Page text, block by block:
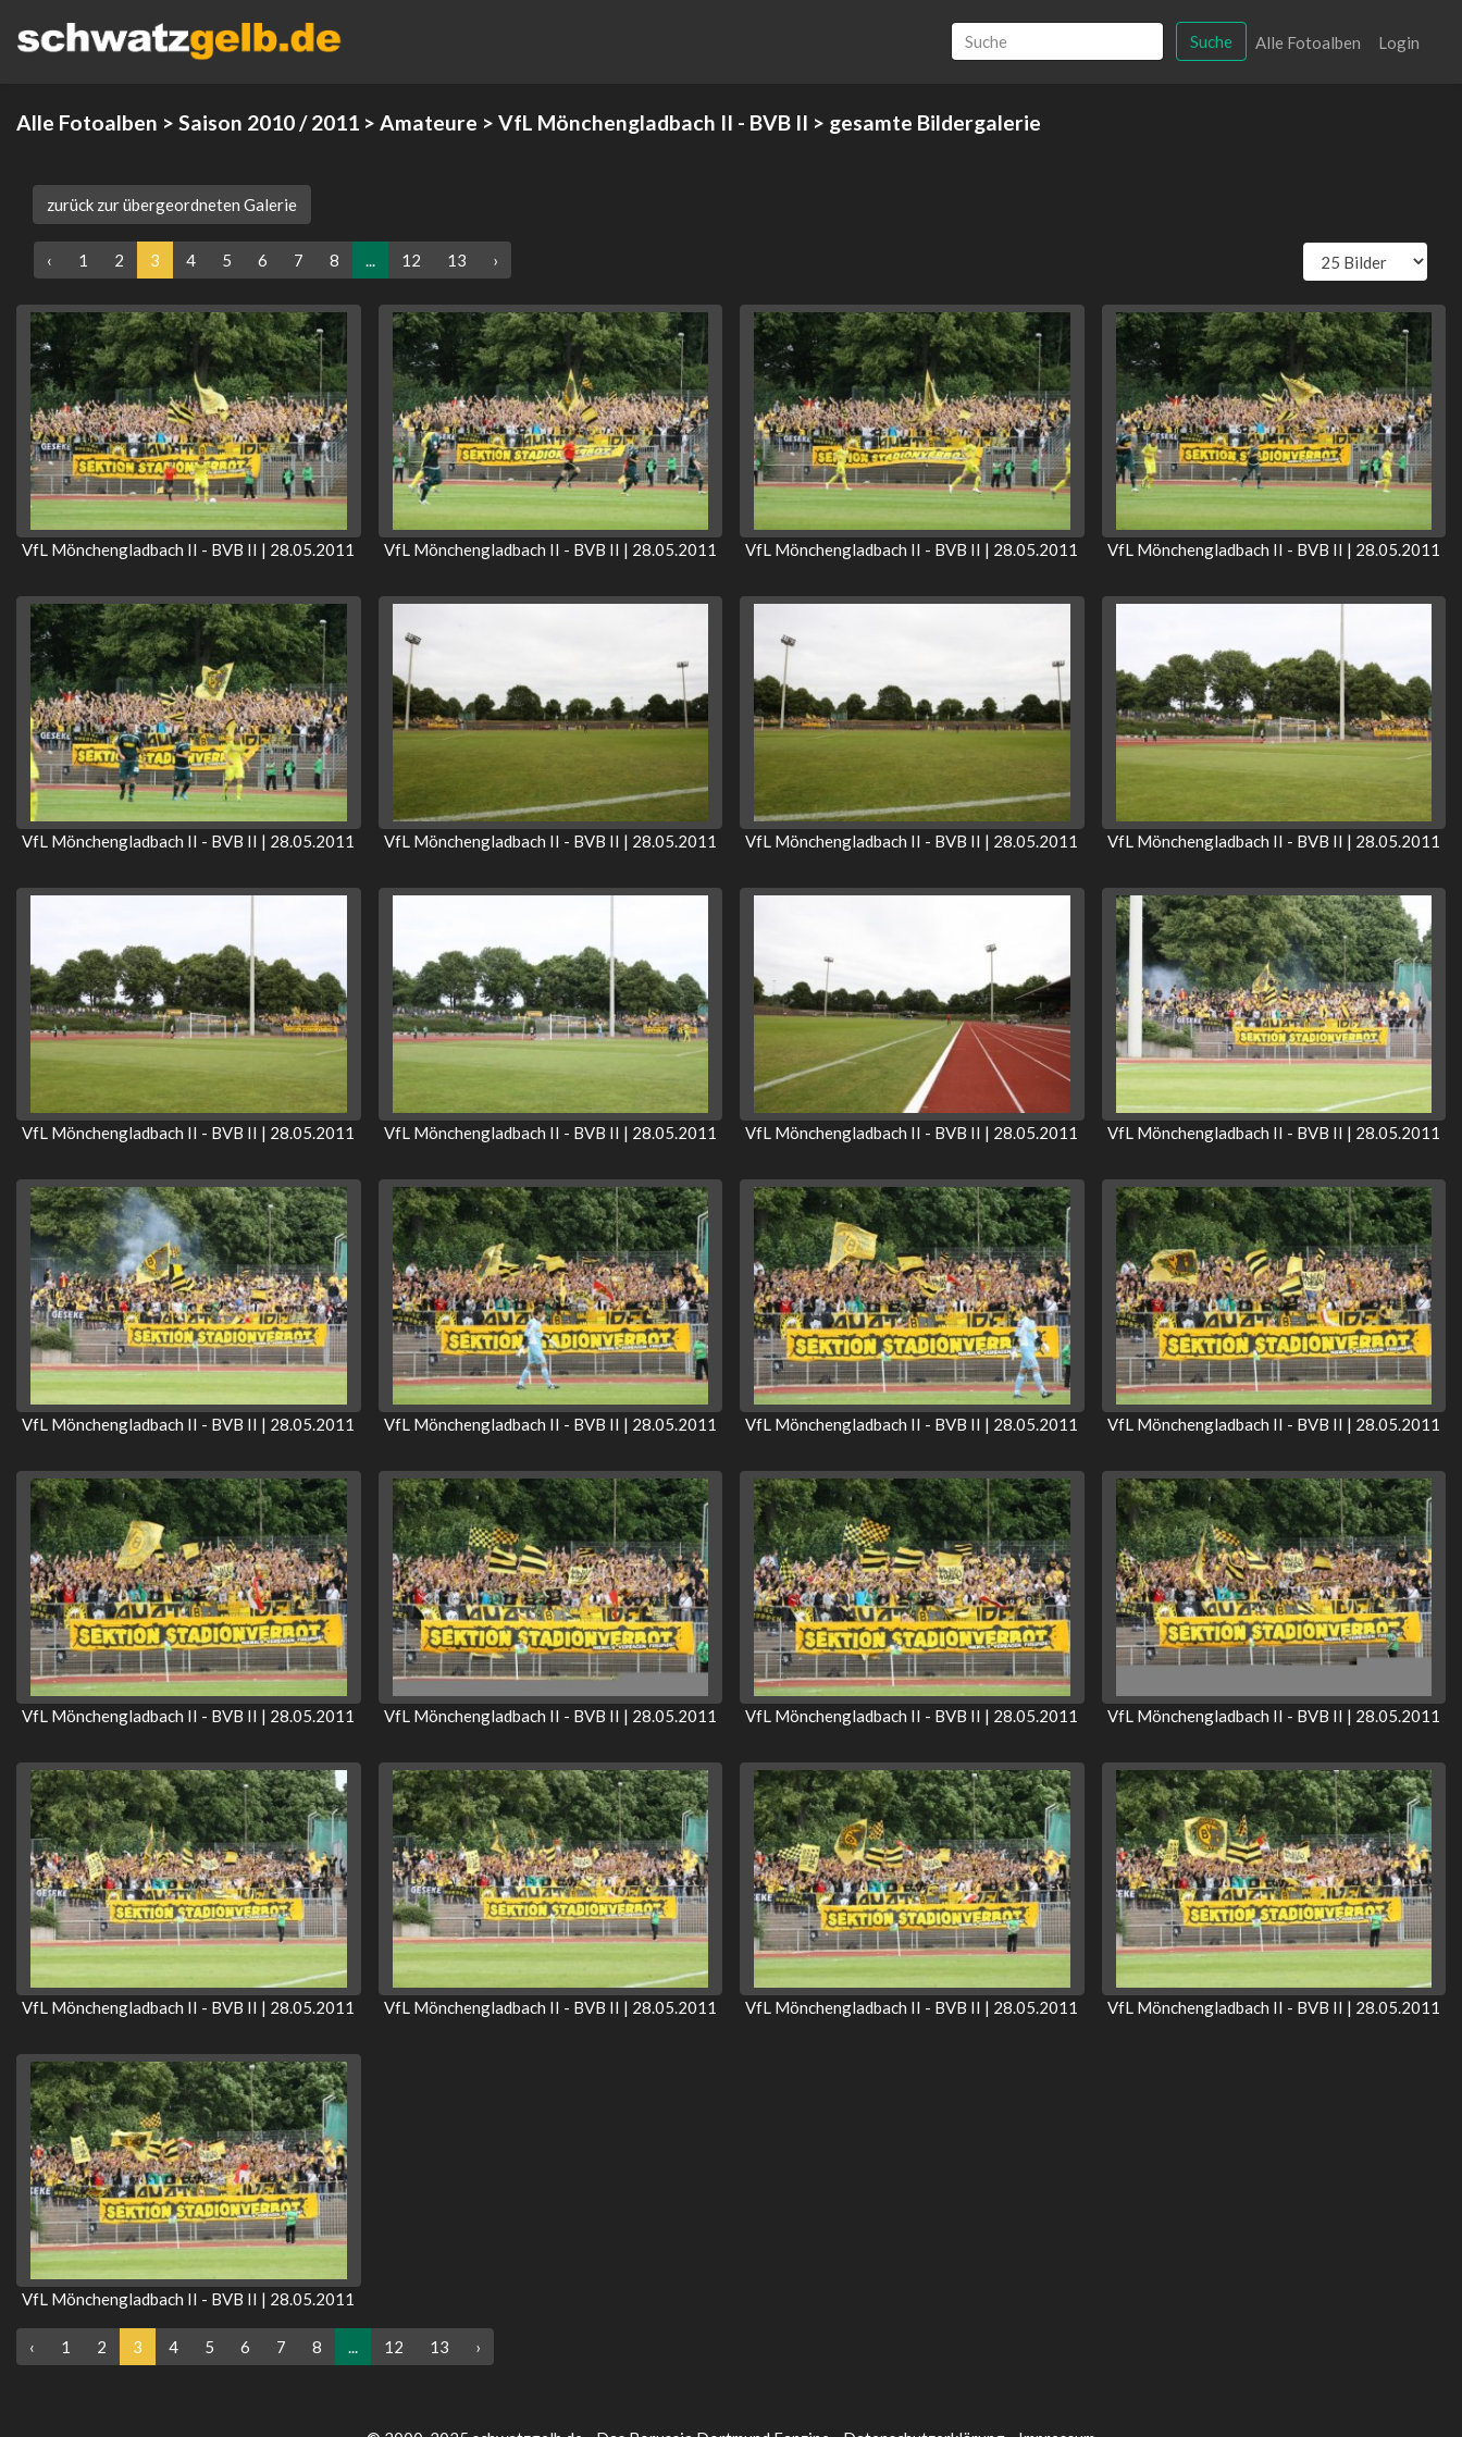
Suche Alle Fotoalben Login
Alle Fotoalben > Saison 2010 / 2011 > Amateure > VfL Mönchengladbach II - BVB II > gesamte Bildergalerie
zurück zur übergeordneten Galerie
‹ 1 2 3 4 5 6 7 8 ... 12 13 ›
VfL Mönchengladbach II - BVB II | 28.05.2011 VfL Mönchengladbach II - BVB II | 28.05.2011 VfL Mönchengladbach II - BVB II | 28.05.2011 VfL Mönchengladbach II - BVB II | 28.05.2011
VfL Mönchengladbach II - BVB II | 28.05.2011 VfL Mönchengladbach II - BVB II | 28.05.2011 VfL Mönchengladbach II - BVB II | 28.05.2011 VfL Mönchengladbach II - BVB II | 28.05.2011
VfL Mönchengladbach II - BVB II | 28.05.2011 VfL Mönchengladbach II - BVB II | 28.05.2011 VfL Mönchengladbach II - BVB II | 28.05.2011 VfL Mönchengladbach II - BVB II | 28.05.2011
VfL Mönchengladbach II - BVB II | 28.05.2011 VfL Mönchengladbach II - BVB II | 28.05.2011 VfL Mönchengladbach II - BVB II | 28.05.2011 VfL Mönchengladbach II - BVB II | 28.05.2011
VfL Mönchengladbach II - BVB II | 28.05.2011 VfL Mönchengladbach II - BVB II | 28.05.2011 VfL Mönchengladbach II - BVB II | 28.05.2011 VfL Mönchengladbach II - BVB II | 28.05.2011
VfL Mönchengladbach II - BVB II | 28.05.2011 VfL Mönchengladbach II - BVB II | 28.05.2011 VfL Mönchengladbach II - BVB II | 28.05.2011 VfL Mönchengladbach II - BVB II | 28.05.2011
VfL Mönchengladbach II - BVB II | 28.05.2011
‹ 1 2 3 4 5 6 7 8 ... 12 13 ›